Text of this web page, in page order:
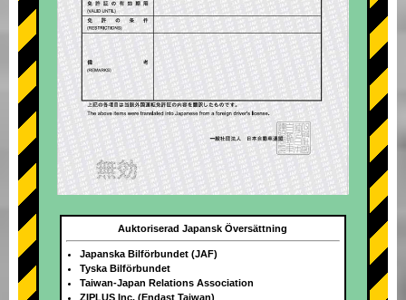
Auktoriserad Japansk Översättning
Japanska Bilförbundet (JAF)
Tyska Bilförbundet
Taiwan-Japan Relations Association
ZIPLUS Inc. (Endast Taiwan)